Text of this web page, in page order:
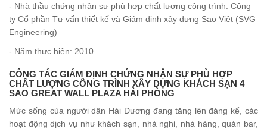
- Nhà thầu chứng nhận sự phù hợp chất lượng công trình: Công
ty Cổ phần Tư vấn thiết kế và Giám định xây dựng Sao Việt (SVG
Engineering)
- Năm thực hiện: 2010
CÔNG TÁC GIÁM ĐỊNH CHỨNG NHẬN SỰ PHÙ HỢP
CHẤT LƯỢNG CÔNG TRÌNH XÂY DỰNG KHÁCH SẠN 4
SAO GREAT WALL PLAZA HẢI PHÒNG
Mức sống của người dân Hải Dương đang tăng lên đáng kể, các
hoạt động dịch vụ như khách sạn, nhà nghỉ, nhà hàng, quán bar,